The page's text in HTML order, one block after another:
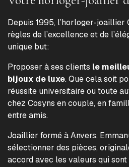
Depuis 1995, l’horloger-joaillier
règles de l’excellence et de
unique but:
Proposer à ses clients le
bijoux de luxe. Que cela soit
réussite universitaire ou toute
chez Cosyns en couple, en
entre amis.
Joaillier formé à Anvers,
sélectionner des pièces,
accord avec les valeurs qui sont